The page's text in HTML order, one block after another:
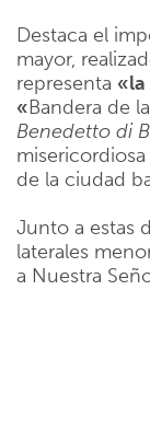
Destaca el
mayor,
representa «la
«Bandera de
Benedetto di
de la ciudad
Junto a estas
laterales
a Nuestra